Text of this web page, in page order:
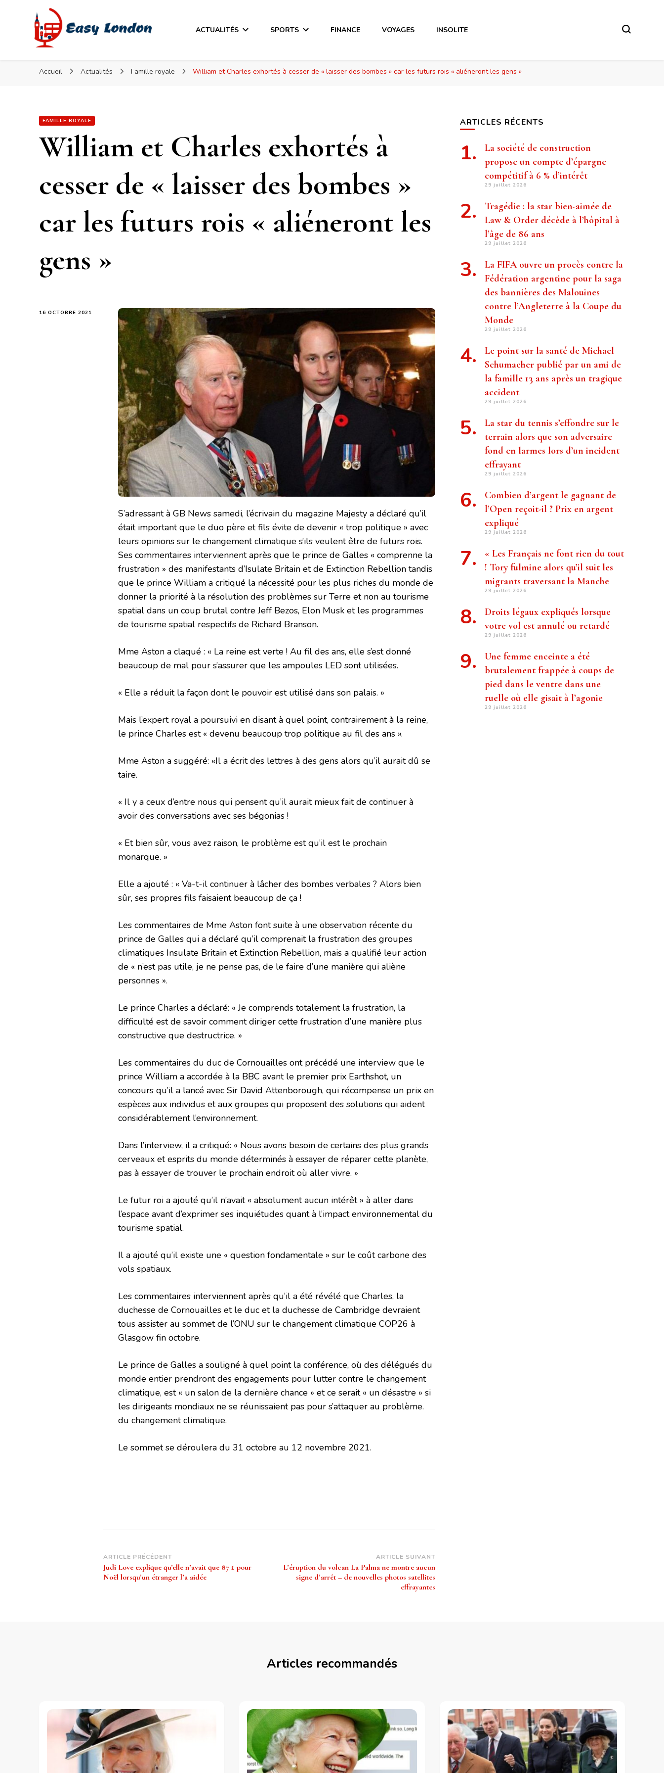
Easy London
Easy London
ACTUALITÉS SPORTS FINANCE VOYAGES INSOLITE
Accueil Actualités Famille royale William et Charles exhortés à cesser de « laisser des bombes » car les futurs rois « aliéneront les gens »
FAMILLE ROYALE
William et Charles exhortés à
cesser de « laisser des bombes »
car les futurs rois « aliéneront les
gens »
16 OCTOBRE 2021
S’adressant à GB News samedi, l’écrivain du magazine Majesty a déclaré qu’il
était important que le duo père et fils évite de devenir « trop ​​politique » avec
leurs opinions sur le changement climatique s’ils veulent être de futurs rois.
Ses commentaires interviennent après que le prince de Galles « comprenne la
frustration » des manifestants d’Isulate Britain et de Extinction Rebellion tandis
que le prince William a critiqué la nécessité pour les plus riches du monde de
donner la priorité à la résolution des problèmes sur Terre et non au tourisme
spatial dans un coup brutal contre Jeff Bezos, Elon Musk et les programmes
de tourisme spatial respectifs de Richard Branson.
Mme Aston a claqué : « La reine est verte ! Au fil des ans, elle s’est donné
beaucoup de mal pour s’assurer que les ampoules LED sont utilisées.
« Elle a réduit la façon dont le pouvoir est utilisé dans son palais. »
Mais l’expert royal a poursuivi en disant à quel point, contrairement à la reine,
le prince Charles est « devenu beaucoup trop politique au fil des ans ».
Mme Aston a suggéré: «Il a écrit des lettres à des gens alors qu’il aurait dû se
taire.
« Il y a ceux d’entre nous qui pensent qu’il aurait mieux fait de continuer à
avoir des conversations avec ses bégonias !
« Et bien sûr, vous avez raison, le problème est qu’il est le prochain
monarque. »
Elle a ajouté : « Va-t-il continuer à lâcher des bombes verbales ? Alors bien
sûr, ses propres fils faisaient beaucoup de ça !
Les commentaires de Mme Aston font suite à une observation récente du
prince de Galles qui a déclaré qu’il comprenait la frustration des groupes
climatiques Insulate Britain et Extinction Rebellion, mais a qualifié leur action
de « n’est pas utile, je ne pense pas, de le faire d’une manière qui aliène
personnes ».
Le prince Charles a déclaré: « Je comprends totalement la frustration, la
difficulté est de savoir comment diriger cette frustration d’une manière plus
constructive que destructrice. »
Les commentaires du duc de Cornouailles ont précédé une interview que le
prince William a accordée à la BBC avant le premier prix Earthshot, un
concours qu’il a lancé avec Sir David Attenborough, qui récompense un prix en
espèces aux individus et aux groupes qui proposent des solutions qui aident
considérablement l’environnement.
Dans l’interview, il a critiqué: « Nous avons besoin de certains des plus grands
cerveaux et esprits du monde déterminés à essayer de réparer cette planète,
pas à essayer de trouver le prochain endroit où aller vivre. »
Le futur roi a ajouté qu’il n’avait « absolument aucun intérêt » à aller dans
l’espace avant d’exprimer ses inquiétudes quant à l’impact environnemental du
tourisme spatial.
Il a ajouté qu’il existe une « question fondamentale » sur le coût carbone des
vols spatiaux.
Les commentaires interviennent après qu’il a été révélé que Charles, la
duchesse de Cornouailles et le duc et la duchesse de Cambridge devraient
tous assister au sommet de l’ONU sur le changement climatique COP26 à
Glasgow fin octobre.
Le prince de Galles a souligné à quel point la conférence, où des délégués du
monde entier prendront des engagements pour lutter contre le changement
climatique, est « un salon de la dernière chance » et ce serait « un désastre » si
les dirigeants mondiaux ne se réunissaient pas pour s’attaquer au problème.
du changement climatique.
Le sommet se déroulera du 31 octobre au 12 novembre 2021.
Navigation
d’article
ARTICLE PRÉCÉDENT
Judi Love explique qu’elle n’avait que 87 £ pour
Noël lorsqu’un étranger l’a aidée
ARTICLE SUIVANT
L’éruption du volcan La Palma ne montre aucun
signe d’arrêt – de nouvelles photos satellites
effrayantes
ARTICLES RÉCENTS
La société de construction
propose un compte d’épargne
compétitif à 6 % d’intérêt
29 juillet 2026
Tragédie : la star bien-aimée de
Law & Order décède à l’hôpital à
l’âge de 86 ans
29 juillet 2026
La FIFA ouvre un procès contre la
Fédération argentine pour la saga
des bannières des Malouines
contre l’Angleterre à la Coupe du
Monde
29 juillet 2026
Le point sur la santé de Michael
Schumacher publié par un ami de
la famille 13 ans après un tragique
accident
29 juillet 2026
La star du tennis s’effondre sur le
terrain alors que son adversaire
fond en larmes lors d’un incident
effrayant
29 juillet 2026
Combien d’argent le gagnant de
l’Open reçoit-il ? Prix ​​en argent
expliqué
29 juillet 2026
« Les Français ne font rien du tout
! Tory fulmine alors qu’il suit les
migrants traversant la Manche
29 juillet 2026
Droits légaux expliqués lorsque
votre vol est annulé ou retardé
29 juillet 2026
Une femme enceinte a été
brutalement frappée à coups de
pied dans le ventre dans une
ruelle où elle gisait à l’agonie
29 juillet 2026
Articles recommandés